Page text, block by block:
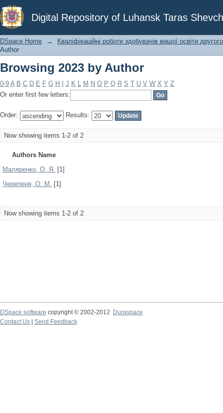
Digital Repository of Luhansk Taras
Browsing 2023 by Author
DSpace Home →
Кваліфікаційні роботи здобувачів вищої освіти
Author
Browsing 2023 by Author
0-9 A B C D E F G H J K L M N O P Q R S T U V W X Y Z
Or enter first few letters:
Order: Results:
Now showing items 1-2 of 2
Authors Name
Маляренко, О. Я. [1]
Черепеня, О. М. [1]
Now showing items 1-2 of 2
DSpace software copyright © 2002-2012
Duraspace
Contact Us
Send Feedback